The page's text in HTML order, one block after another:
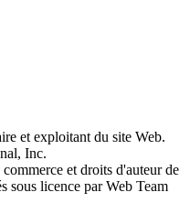
et exploitant du site Web.
Inc.
et droits d'auteur de
sous licence par Web Team